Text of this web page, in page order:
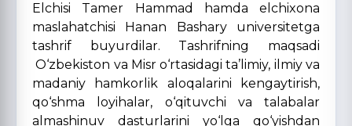
Elchisi Tamer Hammad hamda elchixona
maslahatchisi Hanan Bashary universitetga
tashrif buyurdilar. Tashrifning maqsadi
O‘zbekiston va Misr o‘rtasidagi ta’limiy, ilmiy va
madaniy hamkorlik aloqalarini kengaytirish,
qo‘shma loyihalar, o‘qituvchi va talabalar
almashinuv dasturlarini yo‘lga qo‘yishdan